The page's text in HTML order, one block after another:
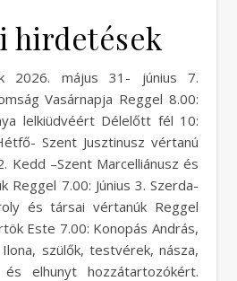
hirdetések
Vasárnapja Reggel 8.00:
lelkiüdvéért Délelőtt fél 10:
Szent Jusztinusz vértanú
Kedd –Szent Marcelliánusz és
Reggel 7.00: Június 3. Szerda-
és társai vértanúk Reggel
Este 7.00: Konopás András,
szülők, testvérek, násza,
elhunyt hozzátartozókért.